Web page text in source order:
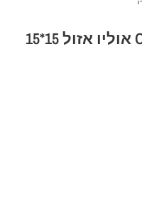
אריח פורצלן OLIVIA AZUL אוליו אזול 15*15